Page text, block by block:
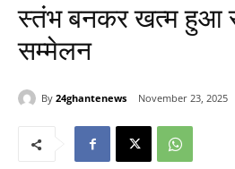
स्तंभ बनकर खत्म हुआ
सम्मेलन
By 24ghantenews November 23, 2025